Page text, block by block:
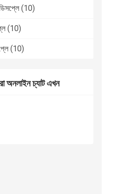
(10)
(10)
(10)
অনলাইন চ্যাট এখন